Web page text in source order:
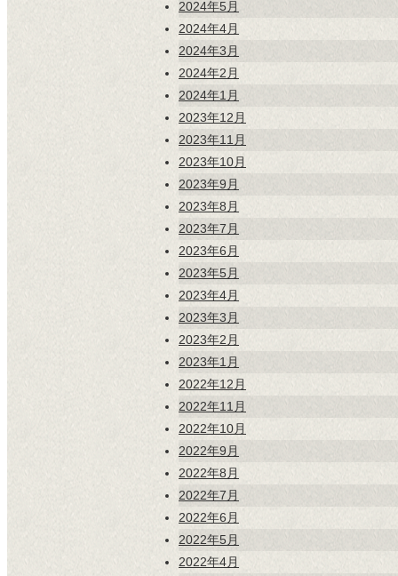
2024年5月
2024年4月
2024年3月
2024年2月
2024年1月
2023年12月
2023年11月
2023年10月
2023年9月
2023年8月
2023年7月
2023年6月
2023年5月
2023年4月
2023年3月
2023年2月
2023年1月
2022年12月
2022年11月
2022年10月
2022年9月
2022年8月
2022年7月
2022年6月
2022年5月
2022年4月